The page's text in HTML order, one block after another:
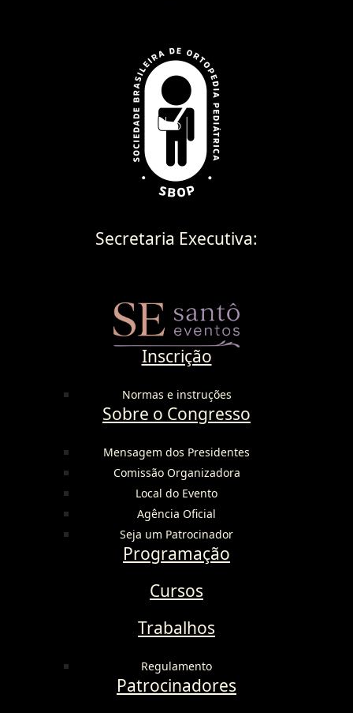
Secretaria Executiva:
Inscrição
Normas e instruções
Sobre o Congresso
Mensagem dos Presidentes
Comissão Organizadora
Local do Evento
Agência Oficial
Seja um Patrocinador
Programação
Cursos
Trabalhos
Regulamento
Patrocinadores